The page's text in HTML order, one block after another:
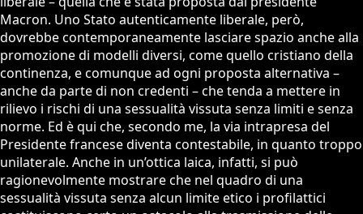
Macron. Uno Stato autenticamente liberale, però,
dovrebbe contemporaneamente lasciare spazio anche alla
promozione di modelli diversi, come quello cristiano della
continenza, e comunque ad ogni proposta alternativa –
anche da parte di non credenti – che tenda a mettere in
rilievo i rischi di una sessualità vissuta senza limiti e senza
norme. Ed è qui che, secondo me, la via intrapresa del
Presidente francese diventa contestabile, in quanto troppo
unilaterale. Anche in un’ottica laica, infatti, si può
ragionevolmente mostrare che nel quadro di una
sessualità vissuta senza alcun limite etico i profilattici